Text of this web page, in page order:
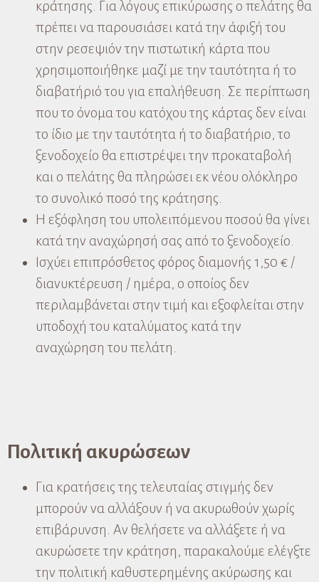
κράτησης. Για λόγους επικύρωσης ο πελάτης θα
πρέπει να παρουσιάσει κατά την άφιξή του
στην ρεσεψιόν την πιστωτική κάρτα που
χρησιμοποιήθηκε μαζί με την ταυτότητα ή το
διαβατήριό του για επαλήθευση. Σε περίπτωση
που το όνομα του κατόχου της κάρτας δεν είναι
το ίδιο με την ταυτότητα ή το διαβατήριο, το
ξενοδοχείο θα επιστρέψει την προκαταβολή
και ο πελάτης θα πληρώσει εκ νέου ολόκληρο
το συνολικό ποσό της κράτησης.
Η εξόφληση του υπολειπόμενου ποσού θα γίνει
κατά την αναχώρησή σας από το ξενοδοχείο.
Ισχύει επιπρόσθετος φόρος διαμονής 1,50 € /
διανυκτέρευση / ημέρα, ο οποίος δεν
περιλαμβάνεται στην τιμή και εξοφλείται στην
υποδοχή του καταλύματος κατά την
αναχώρηση του πελάτη.
Πολιτική ακυρώσεων
Για κρατήσεις της τελευταίας στιγμής δεν
μπορούν να αλλάξουν ή να ακυρωθούν χωρίς
επιβάρυνση. Αν θελήσετε να αλλάξετε ή να
ακυρώσετε την κράτηση, παρακαλούμε ελέγξτε
την πολιτική καθυστερημένης ακύρωσης και